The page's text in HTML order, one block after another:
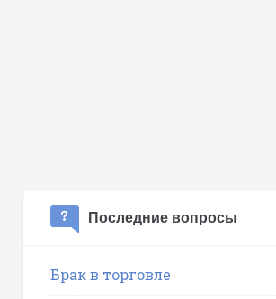
Последние вопросы
Брак в торговле